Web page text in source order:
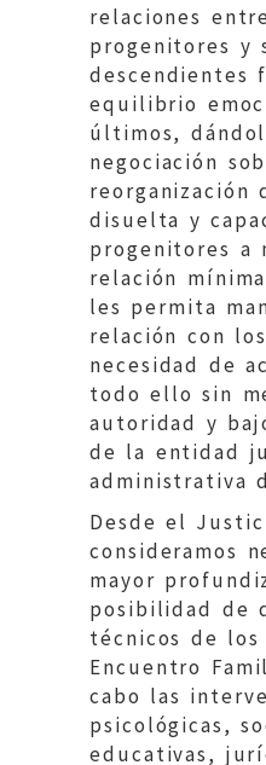
relaciones
progenitores y
descendientes
equilibrio
últimos,
negociación
reorganización
disuelta y
progenitores a
relación
les permita
relación con
necesidad de
todo ello sin
autoridad y
de la entidad
administrativa
Desde el
consideramos
mayor
posibilidad de
técnicos de los
Encuentro
cabo las
psicológicas,
educativas,